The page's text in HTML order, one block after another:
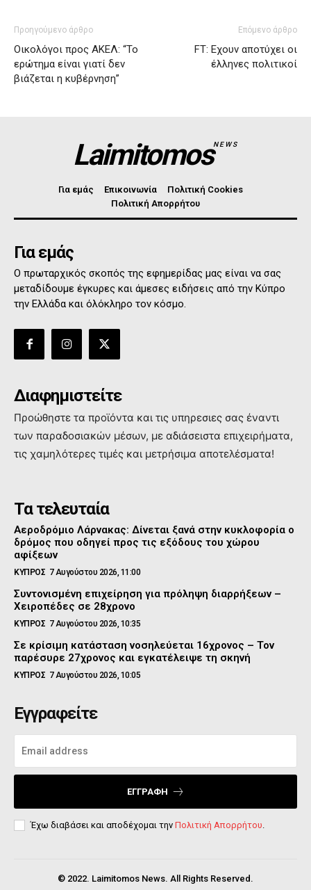
Προηγούμενο άρθρο
Οικολόγοι προς ΑΚΕΛ: “Το
ερώτημα είναι γιατί δεν
βιάζεται η κυβέρνηση”
Επόμενο άρθρο
FT: Εχουν αποτύχει οι
έλληνες πολιτικοί
LaimitomosNEWS
Για εμάς Επικοινωνία
Πολιτική Cookies
Πολιτική Απορρήτου
Για εμάς
Ο πρωταρχικός σκοπός της εφημερίδας μας είναι να σας
μεταδίδουμε έγκυρες και άμεσες ειδήσεις από την Κύπρο
την Ελλάδα και όλόκληρο τον κόσμο.
Διαφημιστείτε
Προώθηστε τα προϊόντα και τις υπηρεσιες σας έναντι
των παραδοσιακών μέσων, με αδιάσειστα επιχειρήματα,
τις χαμηλότερες τιμές και μετρήσιμα αποτελέσματα!
Τα τελευταία
Αεροδρόμιο Λάρνακας: Δίνεται ξανά στην κυκλοφορία ο
δρόμος που οδηγεί προς τις εξόδους του χώρου
αφίξεων
ΚΥΠΡΟΣ 7 Αυγούστου 2026, 11:00
Συντονισμένη επιχείρηση για πρόληψη διαρρήξεων –
Χειροπέδες σε 28χρονο
ΚΥΠΡΟΣ 7 Αυγούστου 2026, 10:35
Σε κρίσιμη κατάσταση νοσηλεύεται 16χρονος – Τον
παρέσυρε 27χρονος και εγκατέλειψε τη σκηνή
ΚΥΠΡΟΣ 7 Αυγούστου 2026, 10:05
Εγγραφείτε
ΕΓΓΡΑΦΉ
Έχω διαβάσει και αποδέχομαι την Πολιτική Απορρήτου.
© 2022. Laimitomos News. All Rights Reserved.